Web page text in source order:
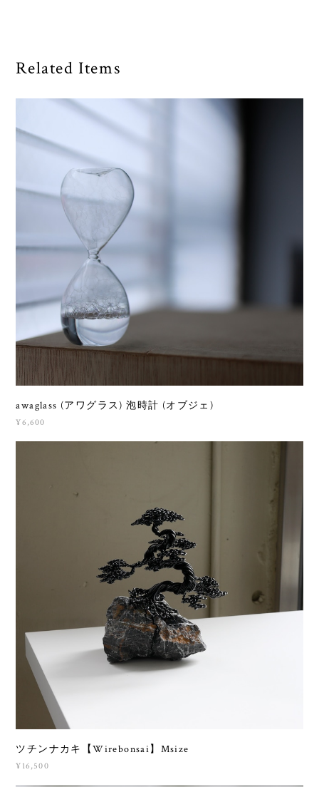
Related Items
awaglass (アワグラス) 泡時計 (オブジェ)
¥6,600
ツチンナカキ【Wirebonsai】Msize
¥16,500